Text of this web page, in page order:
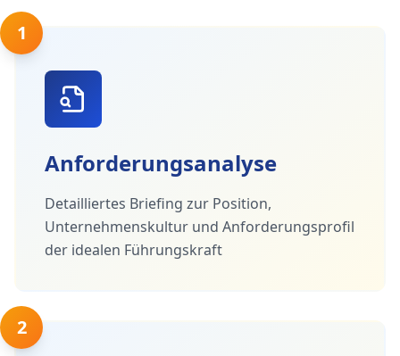
1
Anforderungsanalyse
Detailliertes Briefing zur Position,
Unternehmenskultur und Anforderungsprofil
der idealen Führungskraft
2